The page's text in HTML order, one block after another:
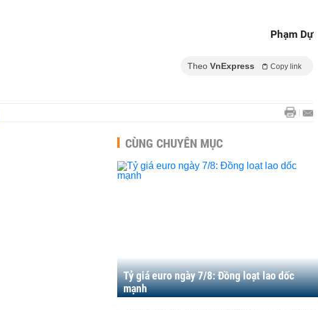
Phạm Dự
Theo VnExpress Copy link
CÙNG CHUYÊN MỤC
Tỷ giá euro ngày 7/8: Đồng loạt lao dốc
mạnh